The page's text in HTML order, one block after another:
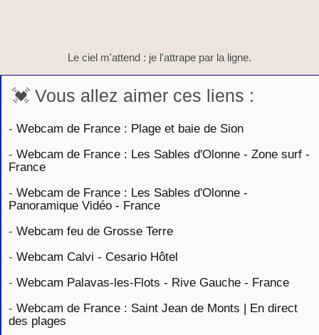
Le ciel m'attend : je l'attrape par la ligne.
💓 Vous allez aimer ces liens :
- Webcam de France : Plage et baie de Sion
- Webcam de France : Les Sables d'Olonne - Zone surf -
France
- Webcam de France : Les Sables d'Olonne -
Panoramique Vidéo - France
- Webcam feu de Grosse Terre
- Webcam Calvi - Cesario Hôtel
- Webcam Palavas-les-Flots - Rive Gauche - France
- Webcam de France : Saint Jean de Monts | En direct
des plages